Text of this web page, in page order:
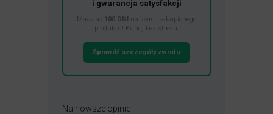
i gwarancja satysfakcji
Masz aż 100 DNI
na zwrot zakupionego
produktu! Kupuj bez stresu.
Sprawdź szczegóły zwrotu
Najnowsze opinie